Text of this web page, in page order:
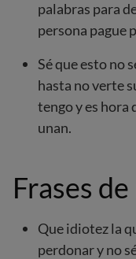
palabras para
persona pague
Sé que esto no
hasta no verte
tengo y es hora
unan.
Frases
Que idiotez la
perdonar y no